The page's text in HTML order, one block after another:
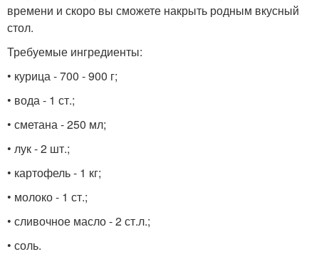
времени и скоро вы сможете накрыть родным вкусный
стол.
Требуемые ингредиенты:
• курица - 700 - 900 г;
• вода - 1 ст.;
• сметана - 250 мл;
• лук - 2 шт.;
• картофель - 1 кг;
• молоко - 1 ст.;
• сливочное масло - 2 ст.л.;
• соль.